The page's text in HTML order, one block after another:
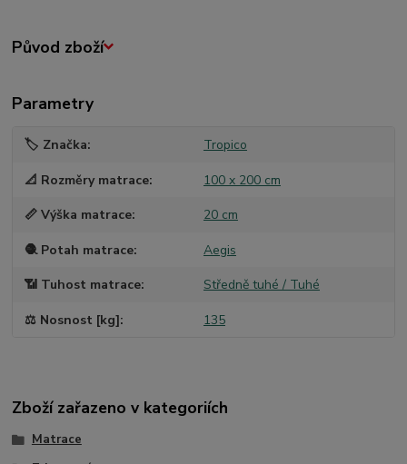
Původ zboží
Parametry
🏷️ Značka Tropico
📐 Rozměry matrace 100 x 200 cm
📏 Výška matrace 20 cm
🧶 Potah matrace Aegis
📶 Tuhost matrace Středně tuhé / Tuhé
⚖️ Nosnost [kg] 135
Zboží zařazeno v kategoriích
Matrace